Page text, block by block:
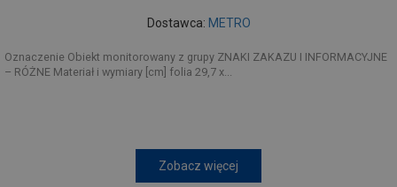
Dostawca: METRO
Oznaczenie Obiekt monitorowany z grupy ZNAKI ZAKAZU I INFORMACYJNE
– RÓŻNE Materiał i wymiary [cm] folia 29,7 x...
Zobacz więcej